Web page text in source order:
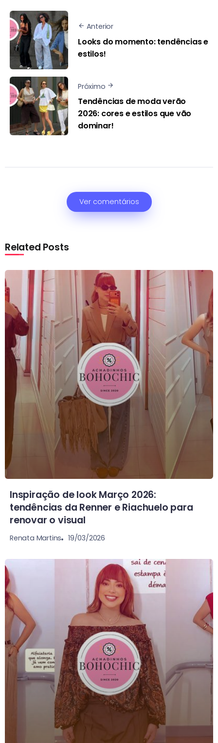
Anterior
Looks do momento: tendências e
estilos!
Próximo
Tendências de moda verão
2026: cores e estilos que vão
dominar!
Ver comentários
Related Posts
Inspiração de look Março 2026:
tendências da Renner e Riachuelo para
renovar o visual
Renata Martins 19/03/2026